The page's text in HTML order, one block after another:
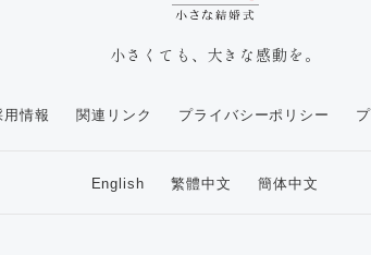
小さくても、大きな感動を。
用情報 関連リンク プライバシーポリシー
English 繁體中文 簡体中文